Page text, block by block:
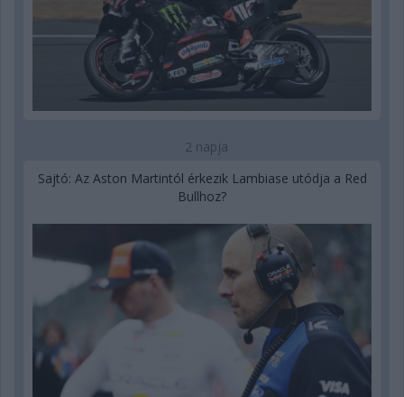
2 napja
Sajtó: Az Aston Martintól érkezik Lambiase utódja a Red
Bullhoz?